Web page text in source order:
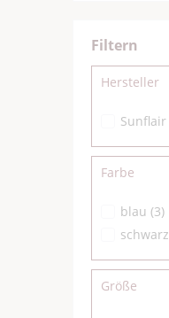
Filtern
Hersteller
Sunflair
Farbe
blau (3)
schwarz
Größe